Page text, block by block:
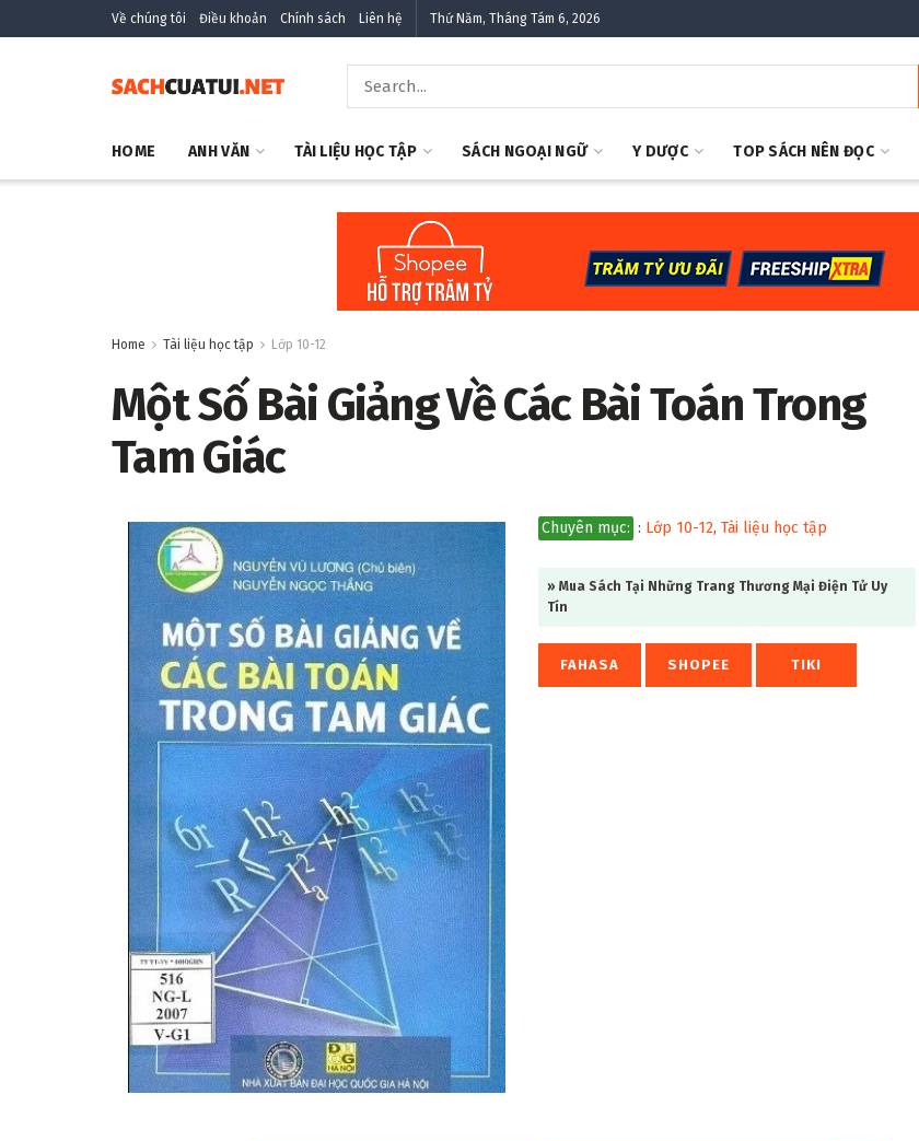
Về chúng tôi Điều khoản Chính sách Liên hệ Thứ Năm, Tháng Tám 6, 2026
HOME ANH VĂN TÀI LIỆU HỌC TẬP SÁCH NGOẠI NGỮ Y DƯỢC TOP SÁCH NÊN ĐỌC
Home Tài liệu học tập Lớp 10-12
Một Số Bài Giảng Về Các Bài Toán Trong
Tam Giác
Chuyên mục: : Lớp 10-12, Tài liệu học tập
» Mua Sách Tại Những Trang Thương Mại Điện Tử Uy
Tín
FAHASA SHOPEE TIKI